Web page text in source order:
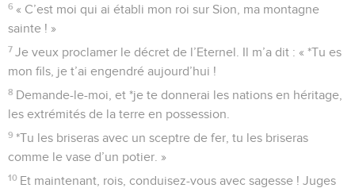
6 « C’est moi qui ai établi mon roi sur Sion, ma montagne
sainte ! »
7 Je veux proclamer le décret de l’Eternel. Il m’a dit : « *Tu es
mon fils, je t’ai engendré aujourd’hui !
8 Demande-le-moi, et *je te donnerai les nations en héritage,
les extrémités de la terre en possession.
9 *Tu les briseras avec un sceptre de fer, tu les briseras
comme le vase d’un potier. »
10 Et maintenant, rois, conduisez-vous avec sagesse ! Juges